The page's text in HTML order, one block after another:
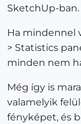
SketchUp-ban.
Ha mindennel
> Statistics
minden nem
Még így is
valamelyik
fényképet, és